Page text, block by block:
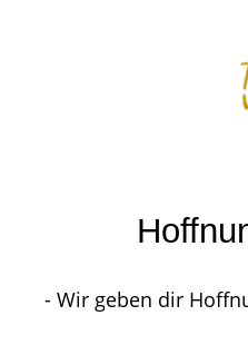
- Wir geben dir